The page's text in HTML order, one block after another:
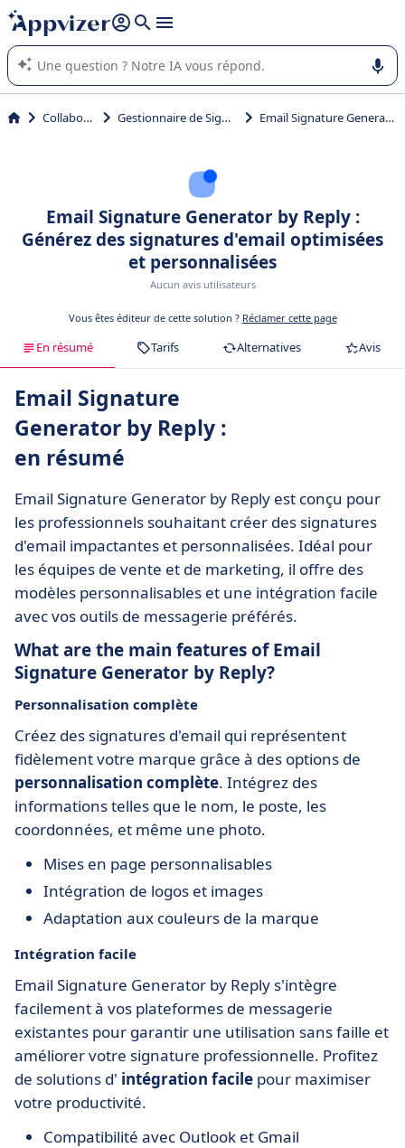
répondre (plusieurs lignes avec
L'IA de Appvizer vous guide dans l'utilisation ou la sélection de
logiciel SaaS en entreprise.
Collaboration Gestionnaire de Signature Mail Email Signature Generator by Reply
Email Signature Generator by Reply :
Générez des signatures d'email optimisées
et personnalisées
Aucun avis utilisateurs
Vous êtes éditeur de cette solution ? Réclamer cette page
En résumé Tarifs Alternatives Avis
Email Signature
Generator by Reply :
en résumé
Email Signature Generator by Reply est conçu pour
les professionnels souhaitant créer des signatures
d'email impactantes et personnalisées. Idéal pour
les équipes de vente et de marketing, il offre des
modèles personnalisables et une intégration facile
avec vos outils de messagerie préférés.
What are the main features of Email
Signature Generator by Reply?
Personnalisation complète
Créez des signatures d'email qui représentent
fidèlement votre marque grâce à des options de
personnalisation complète. Intégrez des
informations telles que le nom, le poste, les
coordonnées, et même une photo.
Mises en page personnalisables
Intégration de logos et images
Adaptation aux couleurs de la marque
Intégration facile
Email Signature Generator by Reply s'intègre
facilement à vos plateformes de messagerie
existantes pour garantir une utilisation sans faille et
améliorer votre signature professionnelle. Profitez
de solutions d' intégration facile pour maximiser
votre productivité.
Compatibilité avec Outlook et Gmail